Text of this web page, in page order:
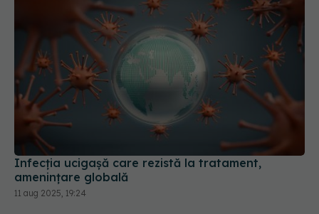
Infecția ucigașă care rezistă la tratament,
amenințare globală
11 aug 2025, 19:24